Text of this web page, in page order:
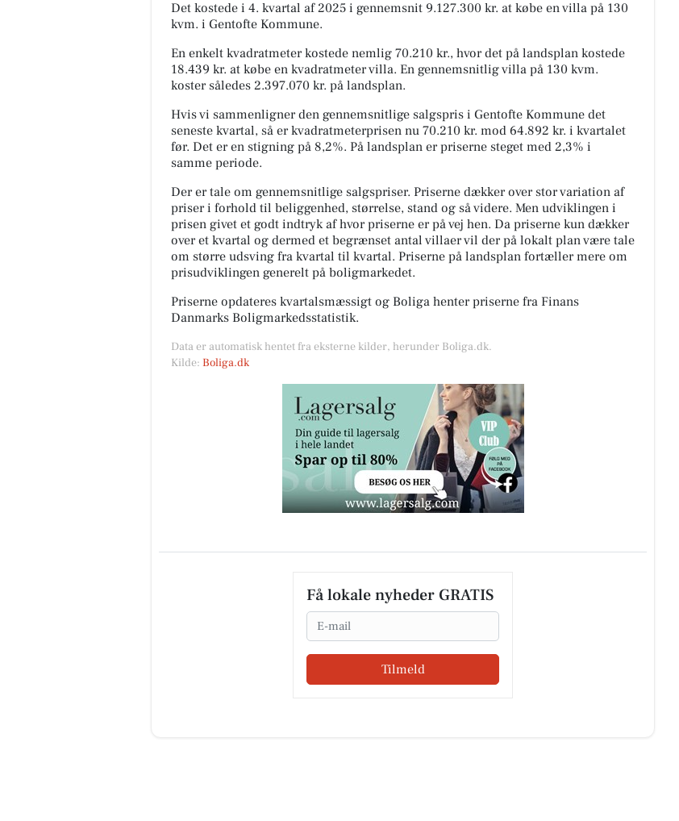
Det kostede i 4. kvartal af 2025 i gennemsnit 9.127.300 kr. at købe en villa på 130
kvm. i Gentofte Kommune.
En enkelt kvadratmeter kostede nemlig 70.210 kr., hvor det på landsplan kostede
18.439 kr. at købe en kvadratmeter villa. En gennemsnitlig villa på 130 kvm.
koster således 2.397.070 kr. på landsplan.
Hvis vi sammenligner den gennemsnitlige salgspris i Gentofte Kommune det
seneste kvartal, så er kvadratmeterprisen nu 70.210 kr. mod 64.892 kr. i kvartalet
før. Det er en stigning på 8,2%. På landsplan er priserne steget med 2,3% i
samme periode.
Der er tale om gennemsnitlige salgspriser. Priserne dækker over stor variation af
priser i forhold til beliggenhed, størrelse, stand og så videre. Men udviklingen i
prisen givet et godt indtryk af hvor priserne er på vej hen. Da priserne kun dækker
over et kvartal og dermed et begrænset antal villaer vil der på lokalt plan være tale
om større udsving fra kvartal til kvartal. Priserne på landsplan fortæller mere om
prisudviklingen generelt på boligmarkedet.
Priserne opdateres kvartalsmæssigt og Boliga henter priserne fra Finans
Danmarks Boligmarkedsstatistik.
Data er automatisk hentet fra eksterne kilder, herunder Boliga.dk.
Kilde: Boliga.dk
Få lokale nyheder GRATIS
Email
Tilmeld